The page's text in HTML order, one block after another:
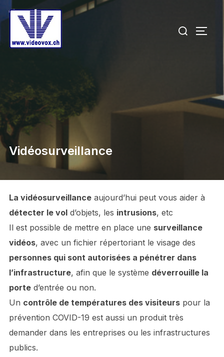
Aller
au
contenu
Rechercher :
Vidéosurveillance
La vidéosurveillanceaujourd’hui peut vous aider à
détecter le vold’objets, les intrusions, etc
Il est possible de mettre en place une surveillance
vidéos, avec un fichier répertoriant le visage des
personnes qui sont autorisées a pénétrer dans
l’infrastructure, afin que le système déverrouille la
ported’entrée ou non.
Un contrôle de températures des visiteurspour la
prévention COVID-19 est aussi un produit très
demander dans les entreprises ou les infrastructures
publics.